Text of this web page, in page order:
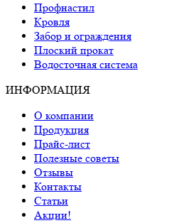
Профнастил
Кровля
Забор и ограждения
Плоский прокат
Водосточная система
ИНФОРМАЦИЯ
О компании
Продукция
Прайс-лист
Полезные советы
Отзывы
Контакты
Статьи
Акции!